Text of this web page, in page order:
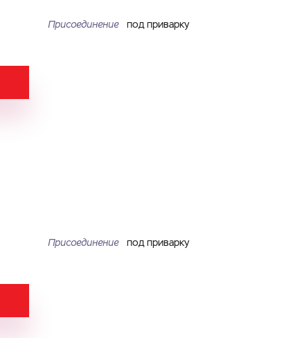
Присоединение под приварку
Присоединение под приварку